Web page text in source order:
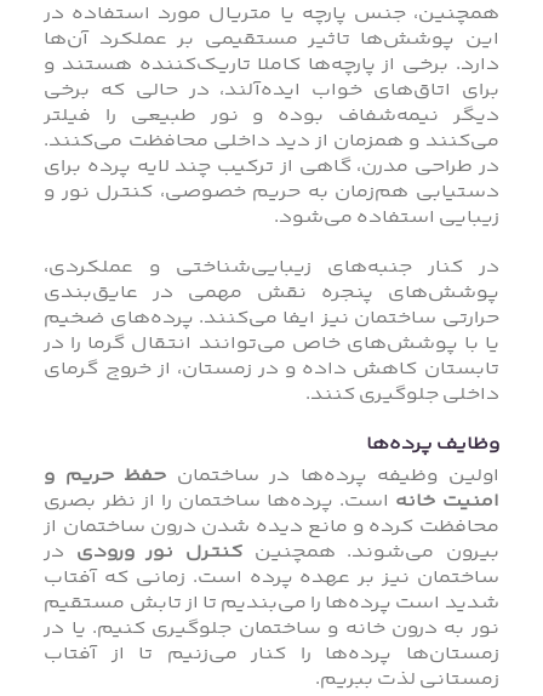
همچنین، جنس پارچه یا متریال مورد استفاده در
این پوشش‌ها تاثیر مستقیمی بر عملکرد آن‌ها
دارد. برخی از پارچه‌ها کاملا تاریک‌کننده هستند و
برای اتاق‌های خواب ایده‌آلند، در حالی که برخی
دیگر نیمه‌شفاف بوده و نور طبیعی را فیلتر
می‌کنند و همزمان از دید داخلی محافظت می‌کنند.
در طراحی مدرن، گاهی از ترکیب چند لایه پرده برای
دستیابی هم‌زمان به حریم خصوصی، کنترل نور و
زیبایی استفاده می‌شود.
در کنار جنبه‌های زیبایی‌شناختی و عملکردی،
پوشش‌های پنجره نقش مهمی در عایق‌بندی
حرارتی ساختمان نیز ایفا می‌کنند. پرده‌های ضخیم
یا با پوشش‌های خاص می‌توانند انتقال گرما را در
تابستان کاهش داده و در زمستان، از خروج گرمای
داخلی جلوگیری کنند.
وظایف پرده‌ها
اولین وظیفه پرده‌ها در ساختمان حفظ حریم و
امنیت خانه است. پرده‌ها ساختمان را از نظر بصری
محافظت کرده و مانع دیده شدن درون ساختمان از
بیرون می‌شوند. همچنین کنترل نور ورودی در
ساختمان نیز بر عهده پرده است. زمانی که آفتاب
شدید است پرده‌ها را می‌بندیم تا از تابش مستقیم
نور به درون خانه و ساختمان جلوگیری کنیم. یا در
زمستان‌ها پرده‌ها را کنار می‌زنیم تا از آفتاب
زمستانی لذت ببریم.